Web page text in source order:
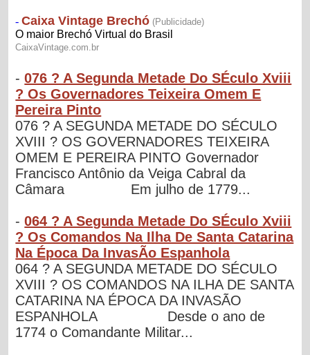
-076 ? A Segunda Metade Do SÉculo Xviii
? Os Governadores Teixeira Omem E
Pereira Pinto
076 ? A SEGUNDA METADE DO SÉCULO
XVIII ? OS GOVERNADORES TEIXEIRA
OMEM E PEREIRA PINTO Governador
Francisco Antônio da Veiga Cabral da
Câmara Em julho de 1779...
-064 ? A Segunda Metade Do SÉculo Xviii
? Os Comandos Na Ilha De Santa Catarina
Na Época Da InvasÃo Espanhola
064 ? A SEGUNDA METADE DO SÉCULO
XVIII ? OS COMANDOS NA ILHA DE SANTA
CATARINA NA ÉPOCA DA INVASÃO
ESPANHOLA Desde o ano de
1774 o Comandante Militar...